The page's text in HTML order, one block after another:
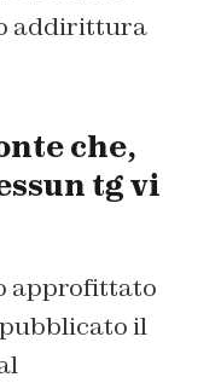
addirittura
che,
tg vi
approfittato
il